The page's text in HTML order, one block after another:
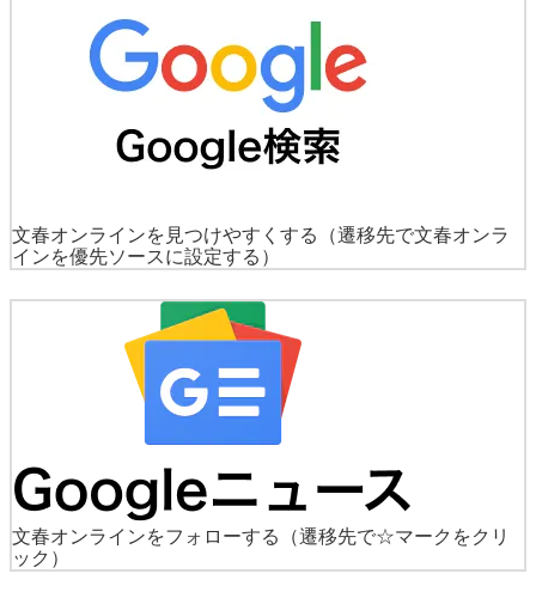
文春オンラインを見つけやすくする
（遷移先で文春オンラ
インを優先ソースに設定する）
文春オンラインをフォローする
（遷移先で☆マークをクリ
ック）